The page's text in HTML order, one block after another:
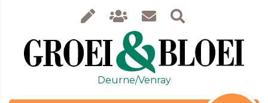
Deurne/Venray